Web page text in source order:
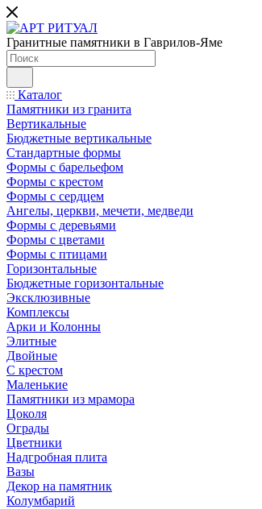
Гранитные памятники в Гаврилов-Яме
Каталог
Памятники из гранита
Вертикальные
Бюджетные вертикальные
Стандартные формы
Формы с барельефом
Формы с крестом
Формы с сердцем
Ангелы, церкви, мечети, медведи
Формы с деревьями
Формы с цветами
Формы с птицами
Горизонтальные
Бюджетные горизонтальные
Эксклюзивные
Комплексы
Арки и Колонны
Элитные
Двойные
С крестом
Маленькие
Памятники из мрамора
Цоколя
Ограды
Цветники
Надгробная плита
Вазы
Декор на памятник
Колумбарий